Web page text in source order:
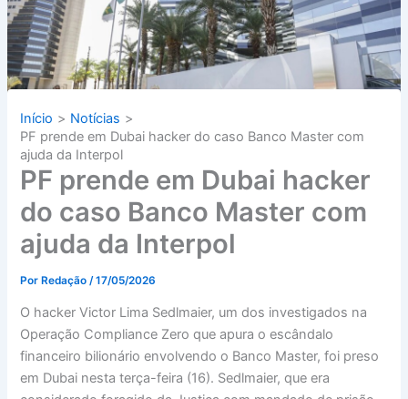
Início
Notícias
PF prende em Dubai hacker do caso Banco Master com
ajuda da Interpol
PF prende em Dubai hacker
do caso Banco Master com
ajuda da Interpol
PorRedação /17/05/2026
O hacker Victor Lima Sedlmaier, um dos investigados na
Operação Compliance Zero que apura o escândalo
financeiro bilionário envolvendo o Banco Master, foi preso
em Dubai nesta terça-feira (16). Sedlmaier, que era